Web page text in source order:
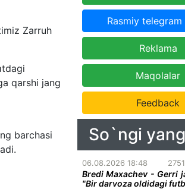
Zarruh
qarshi jang
barchasi
Rasmiy telegram
Reklama
Maqolalar
Feedback
So`ngi
06.08.2026 18:48 2751
Bredi Maxachev - Gerri
"Bir darvoza oldidagi